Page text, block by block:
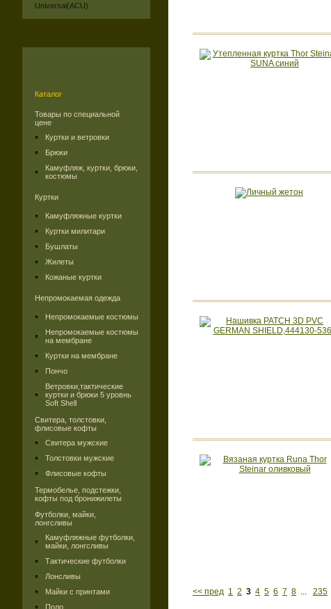
Universal(ACU)
Каталог
Товары по специальной
цене
Куртки и ветровки
Брюки
Камуфляж, куртки, брюки,
костюмы
Куртки
Камуфляжные куртки
Куртки милитари
Бушлаты
Жилеты
Кожаные куртки
Непромокаемая одежда
Непромокаемые костюмы
Непромокаемые костюмы
на мембране
Куртки на мембране
Пончо
Ветровки,тактические
куртки и брюки 5 уровнь
Soft Shell
Свитера, толстовки,
флисовые кофты
Свитера мужские
Толстовки мужские
Флисовые кофты
Термобелье, подстежки,
кофты под бронижилеты
Футболки, майки,
лонгсливы
Камуфляжные футболки,
майки, лонгсливы
Тактические футболки
Лонсливы
Майки с принтами
Поло
<< пред 1 2 3 4 5 6 7 8 ... 235